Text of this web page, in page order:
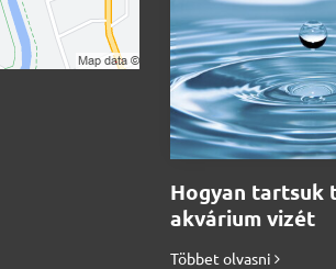
Hogyan tartsuk
akvárium vizét
Többet olvasni